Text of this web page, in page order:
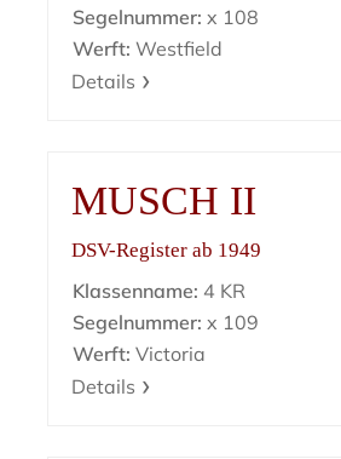
Segelnummer: x 108
Werft: Westfield
Details
MUSCH II
DSV-Register ab 1949
Klassenname: 4 KR
Segelnummer: x 109
Werft: Victoria
Details